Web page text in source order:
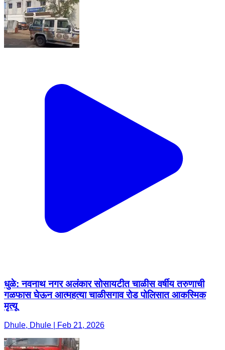
धुळे: नवनाथ नगर अलंकार सोसायटीत चाळीस वर्षीय तरुणाची
गळफास घेऊन आत्महत्या चाळीसगाव रोड पोलिसात आकस्मिक
मृत्यू
Dhule, Dhule | Feb 21, 2026